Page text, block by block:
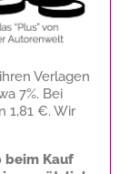
Verlagen
7%. Bei
1,81 €. Wir
beim Kauf